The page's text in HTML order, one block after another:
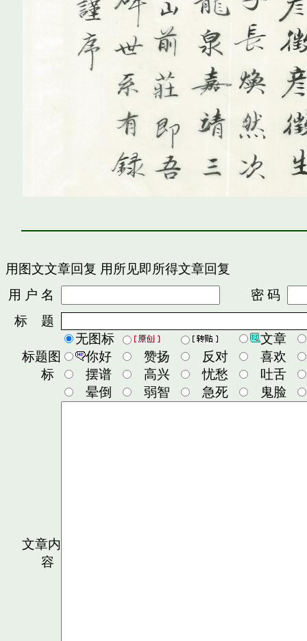
用图文文章回复 用所见即所得文章回复
用 户 名
密 码
标 题
标题图
标
无图标
文章
你好
赞扬 反对
喜欢
摆谱
高兴 忧愁
吐舌
晕倒
弱智 急死 鬼脸
文章内
容